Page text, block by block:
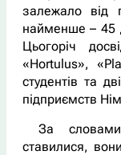
залежало від
найменше – 45
Цьогоріч
«Hortulus»,
студентів та
підприємств
За
ставилися,